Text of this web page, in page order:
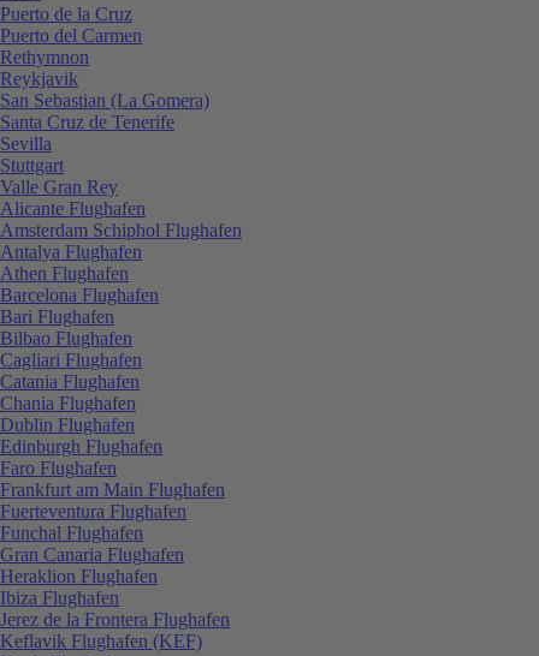
Puerto de la Cruz
Puerto del Carmen
Rethymnon
Reykjavik
San Sebastian (La Gomera)
Santa Cruz de Tenerife
Sevilla
Stuttgart
Valle Gran Rey
Alicante Flughafen
Amsterdam Schiphol Flughafen
Antalya Flughafen
Athen Flughafen
Barcelona Flughafen
Bari Flughafen
Bilbao Flughafen
Cagliari Flughafen
Catania Flughafen
Chania Flughafen
Dublin Flughafen
Edinburgh Flughafen
Faro Flughafen
Frankfurt am Main Flughafen
Fuerteventura Flughafen
Funchal Flughafen
Gran Canaria Flughafen
Heraklion Flughafen
Ibiza Flughafen
Jerez de la Frontera Flughafen
Keflavik Flughafen (KEF)